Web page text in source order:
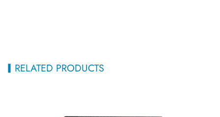
RELATED PRODUCTS